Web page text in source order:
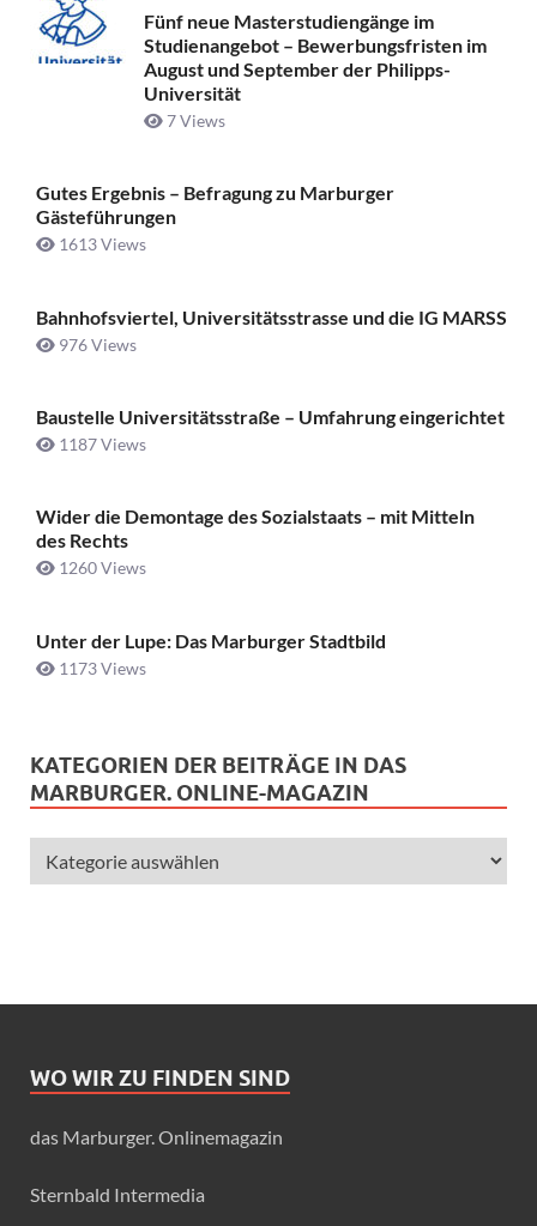
Fünf neue Masterstudiengänge im
Studienangebot – Bewerbungsfristen im
August und September der Philipps-
Universität
7 Views
Gutes Ergebnis – Befragung zu Marburger
Gästeführungen
1613 Views
Bahnhofsviertel, Universitätsstrasse und die IG MARSS
976 Views
Baustelle Universitätsstraße ­– Umfahrung eingerichtet
1187 Views
Wider die Demontage des Sozialstaats – mit Mitteln
des Rechts
1260 Views
Unter der Lupe: Das Marburger Stadtbild
1173 Views
KATEGORIEN DER BEITRÄGE IN DAS
MARBURGER. ONLINE-MAGAZIN
WO WIR ZU FINDEN SIND
das Marburger. Onlinemagazin
Sternbald Intermedia